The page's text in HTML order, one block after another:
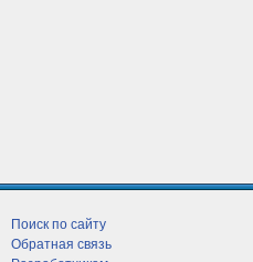
Поиск по сайту
Обратная связь